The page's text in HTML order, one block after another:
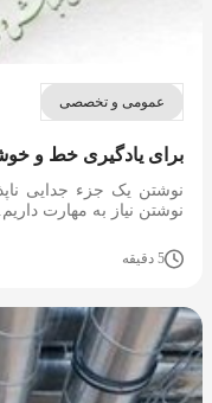
عمومی و تخصصی
برای یادگیری خط و
نوشتن یک جزء جدایی
نوشتن نیاز به مهارت
5 دقیقه